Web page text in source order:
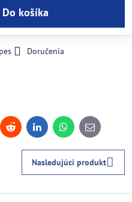
Do košíka
Doručenia
Reddit LinkedInWhatsApp
E-
mail
Nasledujúci produkt